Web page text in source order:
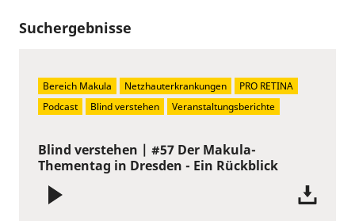
Suchergebnisse
Blind verstehen | #57 Der Makula-
Thementag in Dresden - Ein Rückblick
Bereich Makula Netzhauterkrankungen
PRO RETINA
Podcast
Blind verstehen Veranstaltungsberichte